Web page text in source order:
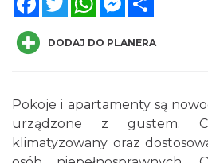
DODAJ DO PLANERA
Pokoje i apartamenty są
urządzone z gustem.
klimatyzowany oraz